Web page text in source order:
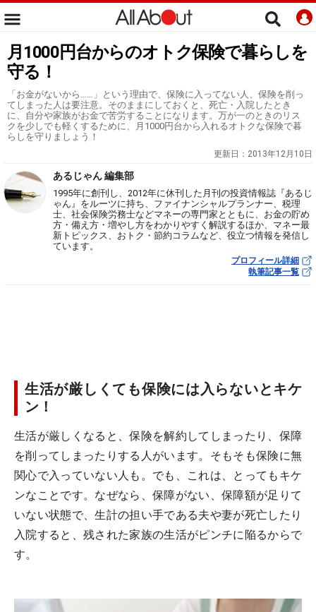
月1000円台からのオトク保険で暮らしを
守る！
「お金がないから……」という理由で、保険に入ってない人、保険を削っ
てしまった人は要注意。そのままにしておくと、死亡・入院したとき
に、自分や家族がお金で苦労することになります。万が一のときのリス
クを少しでも軽くするために、月1000円台から入れるオトクな保険で暮
らしを守りましょう！
更新日： 2013年12月10日
あるじゃん 編集部
1995年に創刊し、2012年に休刊した月刊の投資情報誌『あるじ
ゃん』をルーツに持ち、ファイナンシャルプランナー、税理
士、社会保険労務士などマネーの専門家とともに、お金の貯め
方・備え方・増やし方をわかりやすく解説するほか、マネー最
新トピックス、おトク・節約コラムなど、役立つ情報を発信し
ています。
プロフィール詳細
執筆記事一覧
生活が厳しくても保険には入らないとキケ
ン！
生活が厳しくなると、保険を解約してしまったり、保障
を削ってしまったりする人がいます。そもそも保険に無
関心で入っていない人も。でも、これは、とってもキケ
ンなことです。なぜなら、保障がない、保障額が足りて
いない状態で、生計の担い手である夫や妻が死亡したり
入院すると、残された家族の生活がピンチに陥るからで
す。